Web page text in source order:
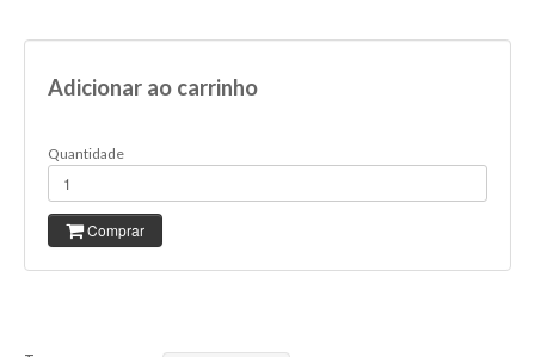
Adicionar ao carrinho
Quantidade
Comprar